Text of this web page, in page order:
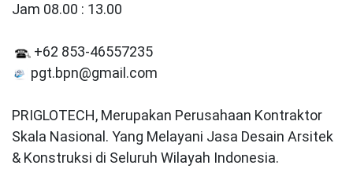
Jam 08.00 : 13.00
+62 853-46557235
pgt.bpn@gmail.com
PRIGLOTECH, Merupakan Perusahaan Kontraktor
Skala Nasional. Yang Melayani Jasa Desain Arsitek
& Konstruksi di Seluruh Wilayah Indonesia.